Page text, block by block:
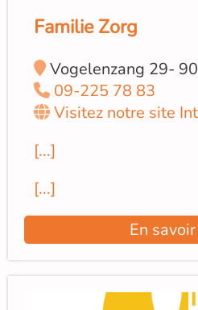
Familie Zorg
Vogelenzang 29-
09-225 78 83
Visitez notre site
[...]
[...]
En